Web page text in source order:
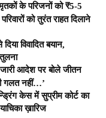
के परिजनों को ₹5-5
को तुरंत राहत दिलाने
विवादित बयान,
आदेश पर बोले जीतन
गलत नहीं…’
केस में सुप्रीम कोर्ट का
ख़ारिज